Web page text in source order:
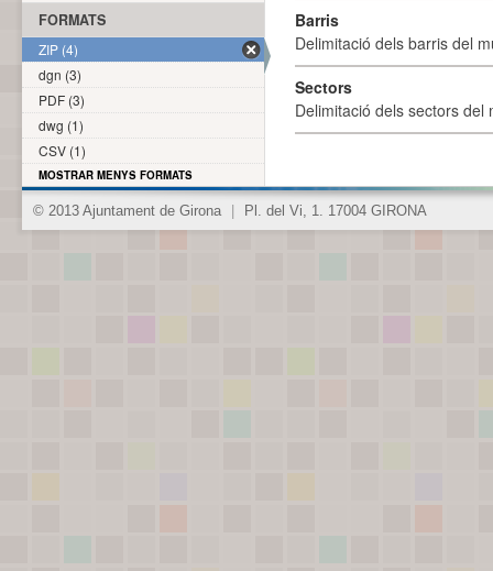
Barris
Delimitació dels barris del
Sectors
Delimitació dels sectors del
FORMATS
ZIP (4)
dgn (3)
PDF (3)
dwg (1)
CSV (1)
MOSTRAR MENYS FORMATS
© 2013 Ajuntament de Girona Pl. del Vi, 1. 17004 GIRONA